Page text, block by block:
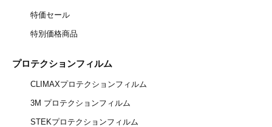
特価セール
特別価格商品
プロテクションフィルム
CLIMAXプロテクションフィルム
3M プロテクションフィルム
STEKプロテクションフィルム